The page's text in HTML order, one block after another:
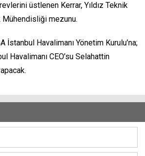
üstlenen Kerrar, Yıldız Teknik
mezunu.
İstanbul Havalimanı Yönetim Kurulu’na;
Havalimanı CEO’su Selahattin